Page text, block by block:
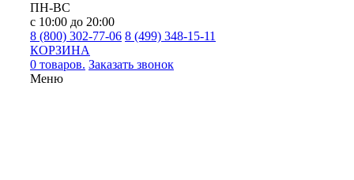
ПН-ВС
с 10:00 до 20:00
8 (800) 302-77-06 8 (499) 348-15-11
КОРЗИНА
0 товаров. Заказать звонок
Меню